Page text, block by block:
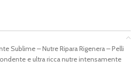
Sublime – Nutre Ripara Rigenera – Pelli
e ultra ricca nutre intensamente